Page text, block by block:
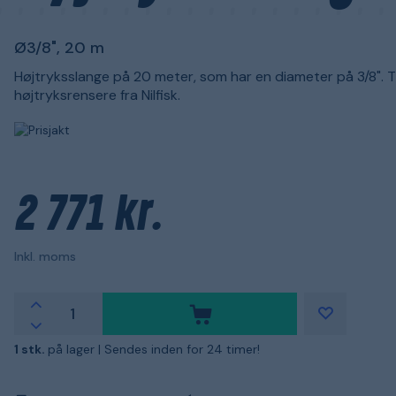
Ø3/8", 20 m
Højtryksslange på 20 meter, som har en diameter på 3/8".
højtryksrensere fra Nilfisk.
2 771 kr.
Inkl. moms
1 stk. på lager | Sendes inden for 24 timer!